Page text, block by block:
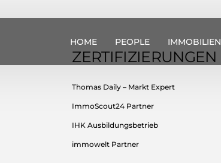
HOME PEOPLE IMMOBILIEN
ZERTIFIZIERUNGEN
Thomas Daily – Markt Expert
ImmoScout24 Partner
IHK Ausbildungsbetrieb
immowelt Partner